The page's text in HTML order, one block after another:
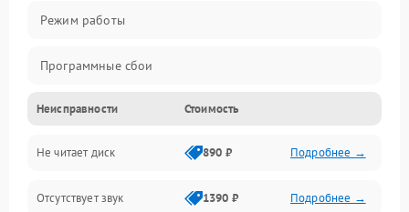
Режим работы
Программные сбои
Видео и HDMI
Звук и аудиовыходы
Диски и привод
Неисправности Стоимость
Не читает диск 890 ₽ Подробнее →
Отсутствует звук 1390 ₽ Подробнее →